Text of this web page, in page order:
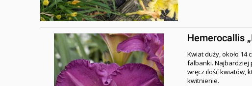
Hemerocallis
Kwiat duży, około 14
falbanki. Najbardziej
wręcz ilość kwiatów,
kwitnienie.